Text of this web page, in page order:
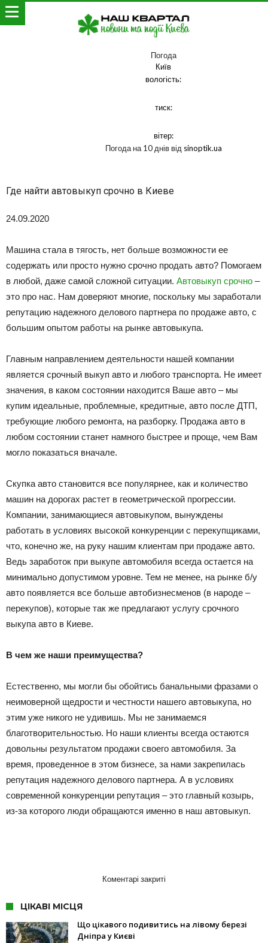
Погода
Київ
вологість:
тиск:
вітер:
Погода на 10 днів від sinoptik.ua
Где найти автовыкуп срочно в Киеве
24.09.2020
Машина стала в тягость, нет больше возможности ее
содержать или просто нужно срочно продать авто? Помогаем
в любой, даже самой сложной ситуации. Автовыкуп срочно –
это про нас. Нам доверяют многие, поскольку мы заработали
репутацию надежного делового партнера по продаже авто, с
большим опытом работы на рынке автовыкупа.
Главным направлением деятельности нашей компании
является срочный выкуп авто и любого транспорта. Не имеет
значения, в каком состоянии находится Ваше авто – мы
купим идеальные, проблемные, кредитные, авто после ДТП,
требующие любого ремонта, на разборку. Продажа авто в
любом состоянии станет намного быстрее и проще, чем Вам
могло показаться вначале.
Скупка авто становится все популярнее, как и количество
машин на дорогах растет в геометрической прогрессии.
Компании, занимающиеся автовыкупом, вынуждены
работать в условиях высокой конкуренции с перекупщиками,
что, конечно же, на руку нашим клиентам при продаже авто.
Ведь заработок при выкупе автомобиля всегда остается на
минимально допустимом уровне. Тем не менее, на рынке б/у
авто появляется все больше автобизнесменов (в народе –
перекупов), которые так же предлагают услугу срочного
выкупа авто в Киеве.
В чем же наши преимущества?
Естественно, мы могли бы обойтись банальными фразами о
неимоверной щедрости и честности нашего автовыкупа, но
этим уже никого не удивишь. Мы не занимаемся
благотворительностью. Но наши клиенты всегда остаются
довольны результатом продажи своего автомобиля. За
время, проведенное в этом бизнесе, за нами закрепилась
репутация надежного делового партнера. А в условиях
современной конкуренции репутация – это главный козырь,
из-за которого люди обращаются именно в наш автовыкуп.
Коментарі закриті
ЦІКАВІ МІСЦЯ
Що цікавого подивитись на лівому березі
Дніпра у Києві